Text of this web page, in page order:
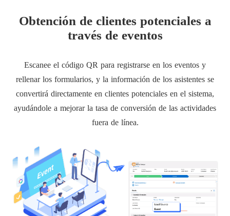
Obtención de clientes potenciales a
través de eventos
Escanee el código QR para registrarse en los eventos y
rellenar los formularios, y la información de los asistentes se
convertirá directamente en clientes potenciales en el sistema,
ayudándole a mejorar la tasa de conversión de las actividades
fuera de línea.